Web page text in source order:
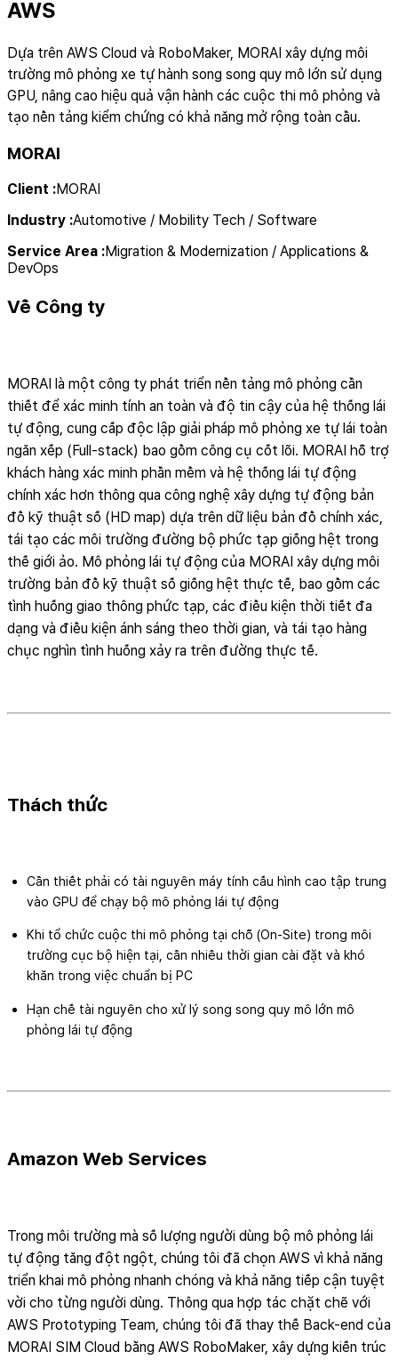
AWS
Dựa trên AWS Cloud và RoboMaker, MORAI xây dựng môi
trường mô phỏng xe tự hành song song quy mô lớn sử dụng
GPU, nâng cao hiệu quả vận hành các cuộc thi mô phỏng và
tạo nền tảng kiểm chứng có khả năng mở rộng toàn cầu.
MORAI
Client :MORAI
Industry :Automotive / Mobility Tech / Software
Service Area :Migration & Modernization / Applications &
DevOps
Về Công ty
MORAI là một công ty phát triển nền tảng mô phỏng cần
thiết để xác minh tính an toàn và độ tin cậy của hệ thống lái
tự động, cung cấp độc lập giải pháp mô phỏng xe tự lái toàn
ngăn xếp (Full-stack) bao gồm công cụ cốt lõi. MORAI hỗ trợ
khách hàng xác minh phần mềm và hệ thống lái tự động
chính xác hơn thông qua công nghệ xây dựng tự động bản
đồ kỹ thuật số (HD map) dựa trên dữ liệu bản đồ chính xác,
tái tạo các môi trường đường bộ phức tạp giống hệt trong
thế giới ảo. Mô phỏng lái tự động của MORAI xây dựng môi
trường bản đồ kỹ thuật số giống hệt thực tế, bao gồm các
tình huống giao thông phức tạp, các điều kiện thời tiết đa
dạng và điều kiện ánh sáng theo thời gian, và tái tạo hàng
chục nghìn tình huống xảy ra trên đường thực tế.
Thách thức
Cần thiết phải có tài nguyên máy tính cấu hình cao tập trung
vào GPU để chạy bộ mô phỏng lái tự động
Khi tổ chức cuộc thi mô phỏng tại chỗ (On-Site) trong môi
trường cục bộ hiện tại, cần nhiều thời gian cài đặt và khó
khăn trong việc chuẩn bị PC
Hạn chế tài nguyên cho xử lý song song quy mô lớn mô
phỏng lái tự động
Amazon Web Services
Trong môi trường mà số lượng người dùng bộ mô phỏng lái
tự động tăng đột ngột, chúng tôi đã chọn AWS vì khả năng
triển khai mô phỏng nhanh chóng và khả năng tiếp cận tuyệt
vời cho từng người dùng. Thông qua hợp tác chặt chẽ với
AWS Prototyping Team, chúng tôi đã thay thế Back-end của
MORAI SIM Cloud bằng AWS RoboMaker, xây dựng kiến trúc